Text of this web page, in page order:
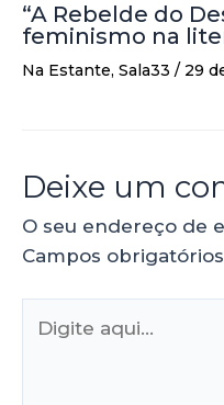
“A Rebelde do
feminismo na
Na Estante, Sala33 / 29
Deixe um
O seu endereço de
Campos